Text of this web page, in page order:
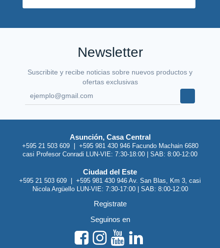
Newsletter
Suscribite y recibe noticias sobre nuevos productos y
ofertas exclusivas
Asunción, Casa Central
+595 21 503 609 | +595 981 430 946 Facundo Machain 6680
casi Profesor Conradi LUN-VIE: 7:30-18:00 | SAB: 8:00-12:00
Ciudad del Este
+595 21 503 609 | +595 981 430 946 Av. San Blas, Km 3, casi
Nicola Argüello LUN-VIE: 7:30-17:00 | SAB: 8:00-12:00
Registrate
Seguinos en